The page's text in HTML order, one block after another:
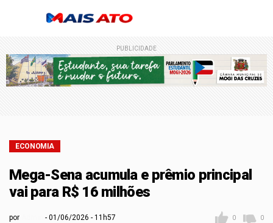
PUBLICIDADE
ECONOMIA
Mega-Sena acumula e prêmio principal
vai para R$ 16 milhões
por 01/06/2026 - 11h57 0 0